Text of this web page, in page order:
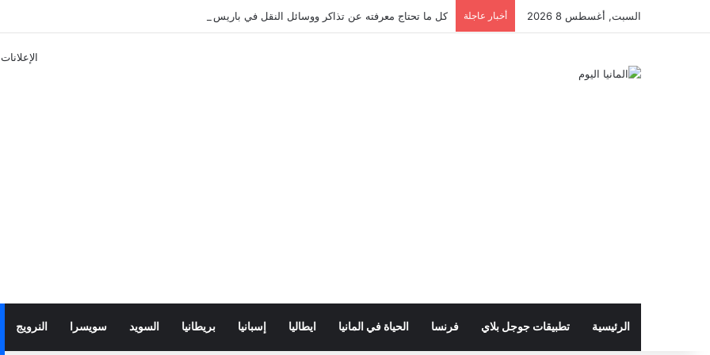
السبت, أغسطس 8 2026 أخبار عاجلة كل ما تحتاج معرفته عن تذاكر ووسائل النقل في باريس 2025
الإعلانات
الرئيسية تطبيقات جوجل بلاي فرنسا الحياة في المانيا ايطاليا إسبانيا بريطانيا السويد سويسرا النرويج